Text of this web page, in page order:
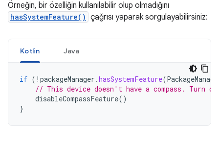
Örneğin, bir özelliğin kullanılabilir olup olmadığını
hasSystemFeature() çağrısı yaparak sorgulayabilirsiniz:
Kotlin Java
if ( ! packageManager .hasSystemFeature(
// This device doesn't have a compass. Turn
disableCompassFeature()
}